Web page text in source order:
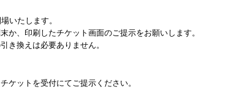
いたします。
か、印刷したチケット画面のご提示をお願いします。
き換えは必要ありません。
ケットを受付にてご提示ください。